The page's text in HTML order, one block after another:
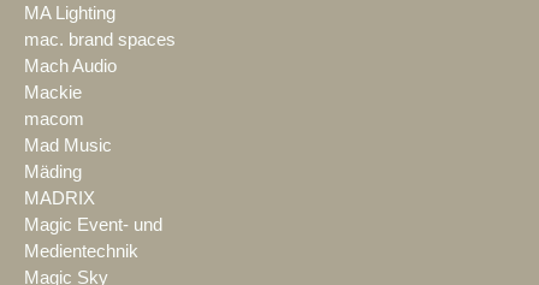
MA Lighting
mac. brand spaces
Mach Audio
Mackie
macom
Mad Music
Mäding
MADRIX
Magic Event- und
Medientechnik
Magic Sky